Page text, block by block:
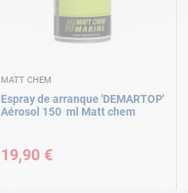
MATT CHEM
Espray de arranque 'DEMARTOP'
Aérosol 150 ml Matt chem
19,90 €